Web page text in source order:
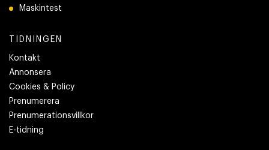
Maskintest
TIDNINGEN
Kontakt
Annonsera
Cookies & Policy
Prenumerera
Prenumerationsvillkor
E-tidning